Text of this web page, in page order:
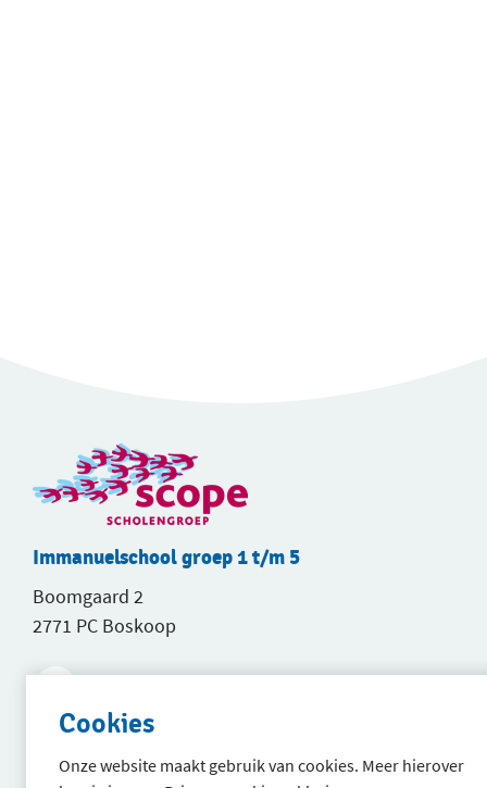
Immanuelschool groep 1 t/m 5
Boomgaard 2
2771 PC Boskoop
Immanuelschool groep 6 t/m 8
Cookies
Onze website maakt gebruik van cookies. Meer hierover